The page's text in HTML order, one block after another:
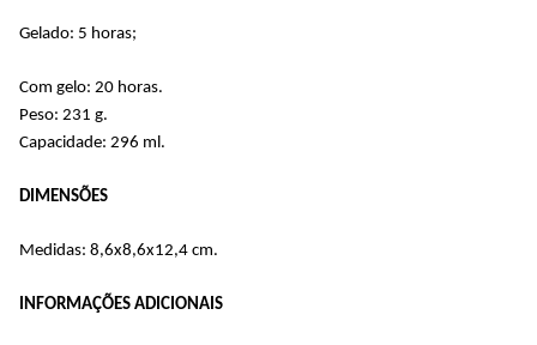
Gelado: 5 horas;
Com gelo: 20 horas.
Peso: 231 g.
Capacidade: 296 ml.
DIMENSÕES
Medidas: 8,6x8,6x12,4 cm.
INFORMAÇÕES ADICIONAIS